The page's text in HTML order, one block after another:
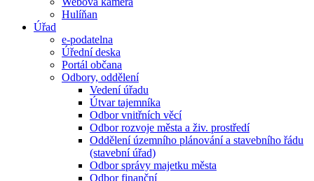
Hulíňan
Úřad
e-podatelna
Úřední deska
Portál občana
Odbory, oddělení
Vedení úřadu
Útvar tajemníka
Odbor vnitřních věcí
Odbor rozvoje města a živ. prostředí
Oddělení územního plánování a stavebního řádu
(stavební úřad)
Odbor správy majetku města
Odbor finanční